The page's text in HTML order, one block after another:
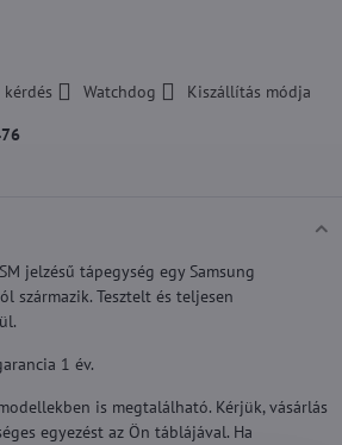
Watchdog
Kiszállítás módja
jelzésű tápegység egy Samsung
származik. Tesztelt és teljesen
1 év.
is megtalálható. Kérjük, vásárlás
egyezést az Ön táblájával. Ha